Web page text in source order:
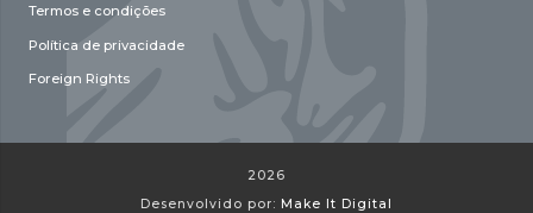
Termos e condições
Política de privacidade
Foreign Rights
2026
Desenvolvido por: Make It Digital